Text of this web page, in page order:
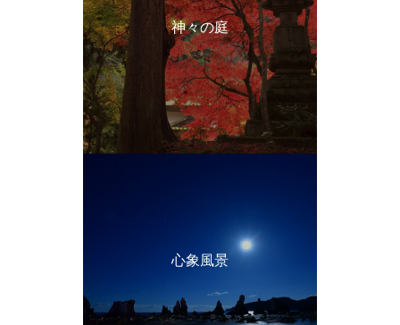
神々の庭
心象風景